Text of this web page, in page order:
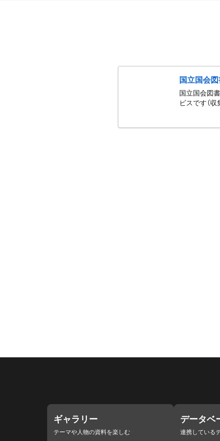
国立国会
国立国会図
ビスです（
ギャラリー
テーマや人物の資料を楽しむ
データベ
連携している